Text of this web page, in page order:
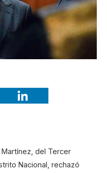
del Tercer
Nacional, rechazó